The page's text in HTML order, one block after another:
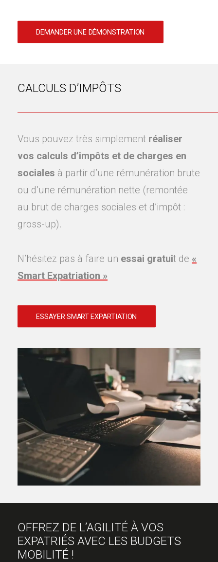
DEMANDER UNE DÉMONSTRATION
CALCULS D’IMPÔTS
Vous pouvez très simplement réaliser
vos calculs d’impôts et de charges en
sociales à partir d’une rémunération brute
ou d’une rémunération nette (remontée
au brut de charges sociales et d’impôt :
gross-up).
N’hésitez pas à faire un essai gratuit de «
Smart Expatriation »
ESSAYER SMART EXPARTIATION
OFFREZ DE L’AGILITÉ À VOS
EXPATRIÉS AVEC LES BUDGETS
MOBILITÉ !